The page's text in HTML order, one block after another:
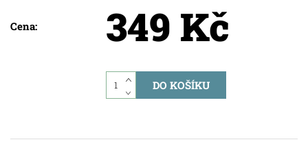
Cena: 349 Kč